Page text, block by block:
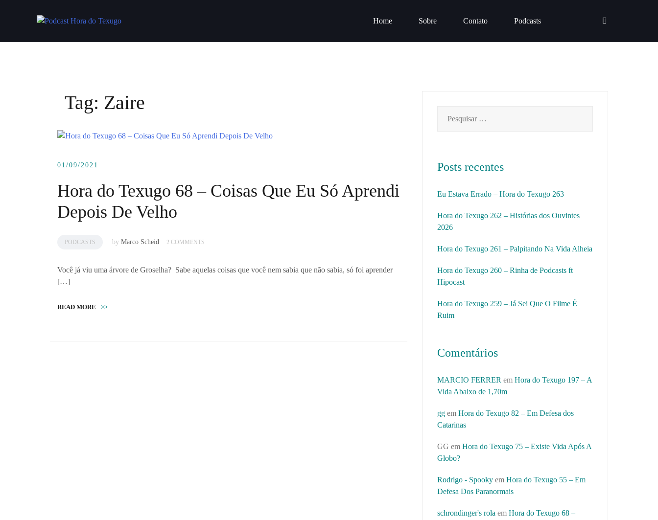
Home Sobre Contato Podcasts
Tag: Zaire
01/09/2021
Hora do Texugo 68 – Coisas Que Eu Só Aprendi
Depois De Velho
PODCASTS by Marco Scheid 2 COMMENTS
Você já viu uma árvore de Groselha? Sabe aquelas coisas que você nem sabia que não sabia, só foi aprender
[…]
READ MORE >>
por:
Posts recentes
Eu Estava Errado – Hora do Texugo 263
Hora do Texugo 262 – Histórias dos Ouvintes
2026
Hora do Texugo 261 – Palpitando Na Vida Alheia
Hora do Texugo 260 – Rinha de Podcasts ft
Hipocast
Hora do Texugo 259 – Já Sei Que O Filme É
Ruim
Comentários
MARCIO FERRER em Hora do Texugo 197 – A
Vida Abaixo de 1,70m
gg em Hora do Texugo 82 – Em Defesa dos
Catarinas
GG em Hora do Texugo 75 – Existe Vida Após A
Globo?
Rodrigo - Spooky em Hora do Texugo 55 – Em
Defesa Dos Paranormais
schrondinger's rola em Hora do Texugo 68 –